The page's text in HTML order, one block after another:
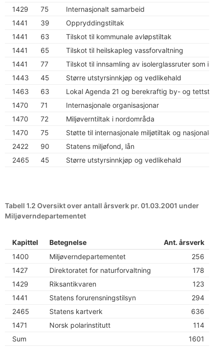
1429
75
Internasjonalt samarbeid
1441
39
Oppryddingstiltak
1441
63
Tilskot til kommunale avløpstiltak
1441
65
Tilskot til heilskapleg vassforvaltning
1441
77
Tilskot til innsamling av isolerglassruter som
1443
45
Større utstyrsinnkjøp og vedlikehald
1463
63
Lokal Agenda 21 og berekraftig by- og
1470
71
Internasjonale organisasjonar
1470
72
Miljøverntiltak i nordområda
1470
75
Støtte til internasjonale miljøtiltak og nasjonale
2422
90
Statens miljøfond, lån
2465
45 Større utstyrsinnkjøp og vedlikehald
Tabell 1.2 Oversikt over antall årsverk pr. 01.03.2001 under
Miljøverndepartementet
Kapittel Betegnelse
Ant. årsverk
1400
Miljøverndepartementet
256
1427
Direktoratet for naturforvaltning
178
1429
Riksantikvaren
123
1441
Statens forurensningstilsyn
294
2465
Statens kartverk
636
1471
Norsk polarinstitutt
114
Sum
1601